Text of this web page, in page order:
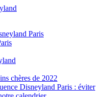
Paris
chères de 2022
Disneyland Paris : éviter